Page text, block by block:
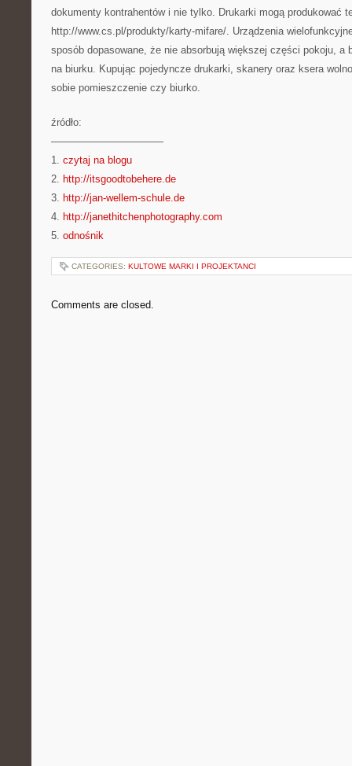
dokumenty kontrahentów i nie tylko. Drukarki mogą produkować
http://www.cs.pl/produkty/karty-mifare/. Urządzenia
sposób dopasowane, że nie absorbują większej części pokoju, a
na biurku. Kupując pojedyncze drukarki, skanery oraz ksera
sobie pomieszczenie czy biurko.
źródło:
———————————
1. czytaj na blogu
2. http://itsgoodtobehere.de
3. http://jan-wellem-schule.de
4. http://janethitchenphotography.com
5. odnośnik
CATEGORIES: KULTOWE MARKI I PROJEKTANCI
Comments are closed.